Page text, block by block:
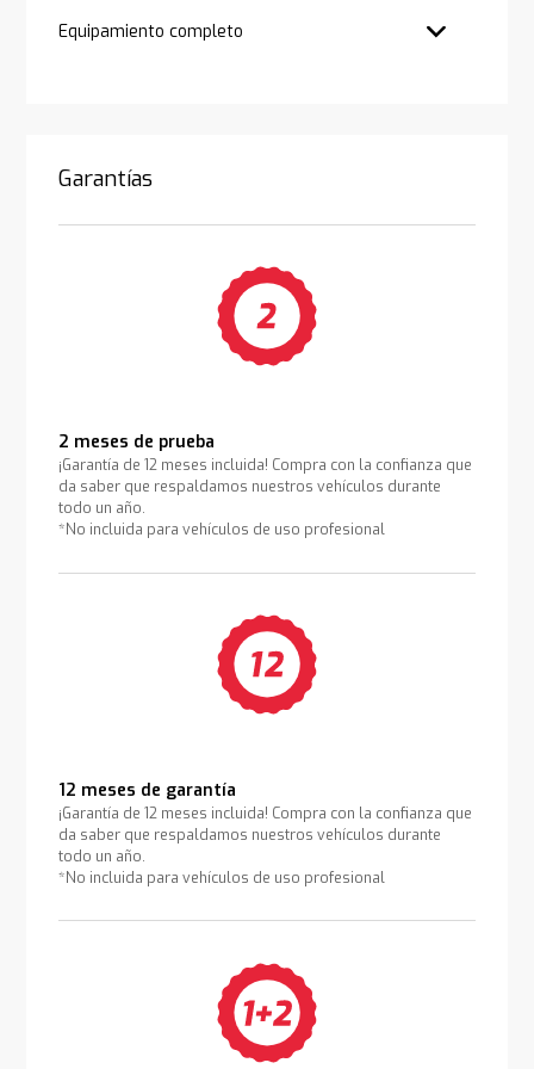
Equipamiento completo
Garantías
2 meses de prueba
¡Garantía de 12 meses incluida! Compra con la confianza que
da saber que respaldamos nuestros vehículos durante
todo un año.
*No incluida para vehículos de uso profesional
12 meses de garantía
¡Garantía de 12 meses incluida! Compra con la confianza que
da saber que respaldamos nuestros vehículos durante
todo un año.
*No incluida para vehículos de uso profesional